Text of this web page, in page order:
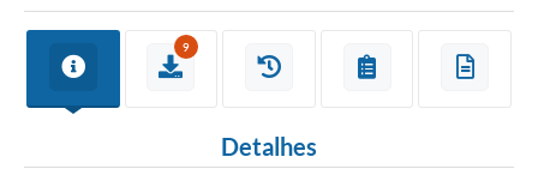
Prefeito Municipal
Vice-Prefeito Municipal
Requerimento geral
9
Detalhes